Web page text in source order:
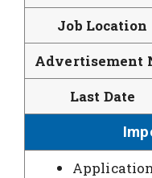
Job Location
Advertisement
Last Date